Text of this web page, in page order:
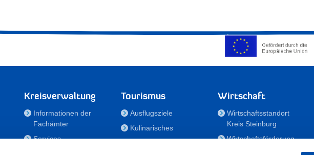
Kreisverwaltung
Informationen der
Fachämter
Services
Tourismus
Ausflugsziele
Kulinarisches
Wirtschaft
Wirtschaftsstandort
Kreis Steinburg
Wirtschaftsförderung